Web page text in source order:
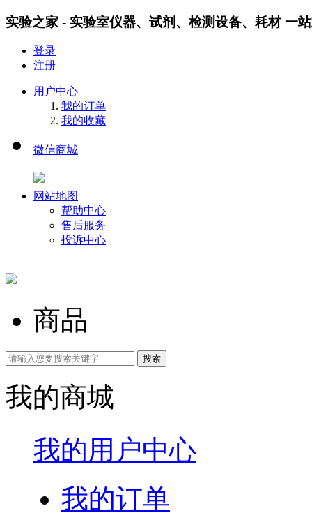
实验之家 - 实验室仪器、试剂、检测设备、耗材 一
登录
注册
用户中心
我的订单
我的收藏
微信商城
网站地图
帮助中心
售后服务
投诉中心
商品
我的商城
我的用户中心
我的订单